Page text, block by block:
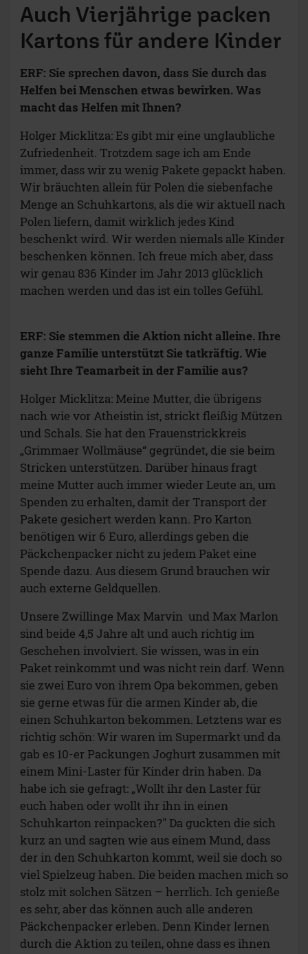
Auch Vierjährige packen
Kartons für andere Kinder
ERF: Sie sprechen davon, dass Sie durch das
Helfen bei Menschen etwas bewirken. Was
macht das Helfen mit Ihnen?
Holger Micklitza: Es gibt mir eine unglaubliche
Zufriedenheit. Trotzdem sage ich am Ende
immer, dass wir zu wenig Pakete gepackt haben.
Wir bräuchten allein für Polen die siebenfache
Menge an Schuhkartons, als die wir aktuell nach
Polen liefern, damit wirklich jedes Kind
beschenkt wird. Wir werden niemals alle Kinder
beschenken können. Ich freue mich aber, dass
wir genau 836 Kinder im Jahr 2013 glücklich
machen werden und das ist ein tolles Gefühl.
ERF: Sie stemmen die Aktion nicht alleine. Ihre
ganze Familie unterstützt Sie tatkräftig. Wie
sieht Ihre Teamarbeit in der Familie aus?
Holger Micklitza: Meine Mutter, die übrigens
nach wie vor Atheistin ist, strickt fleißig Mützen
und Schals. Sie hat den Frauenstrickkreis
„Grimmaer Wollmäuse“ gegründet, die sie beim
Stricken unterstützen. Darüber hinaus fragt
meine Mutter auch immer wieder Leute an, um
Spenden zu erhalten, damit der Transport der
Pakete gesichert werden kann. Pro Karton
benötigen wir 6 Euro, allerdings geben die
Päckchenpacker nicht zu jedem Paket eine
Spende dazu. Aus diesem Grund brauchen wir
auch externe Geldquellen.
Unsere Zwillinge Max Marvin und Max Marlon
sind beide 4,5 Jahre alt und auch richtig im
Geschehen involviert. Sie wissen, was in ein
Paket reinkommt und was nicht rein darf. Wenn
sie zwei Euro von ihrem Opa bekommen, geben
sie gerne etwas für die armen Kinder ab, die
einen Schuhkarton bekommen. Letztens war es
richtig schön: Wir waren im Supermarkt und da
gab es 10-er Packungen Joghurt zusammen mit
einem Mini-Laster für Kinder drin haben. Da
habe ich sie gefragt: „Wollt ihr den Laster für
euch haben oder wollt ihr ihn in einen
Schuhkarton reinpacken?" Da guckten die sich
kurz an und sagten wie aus einem Mund, dass
der in den Schuhkarton kommt, weil sie doch so
viel Spielzeug haben. Die beiden machen mich so
stolz mit solchen Sätzen – herrlich. Ich genieße
es sehr, aber das können auch alle anderen
Päckchenpacker erleben. Denn Kinder lernen
durch die Aktion zu teilen, ohne dass es ihnen